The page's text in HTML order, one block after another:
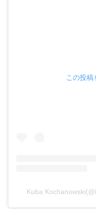
この投
Kuba